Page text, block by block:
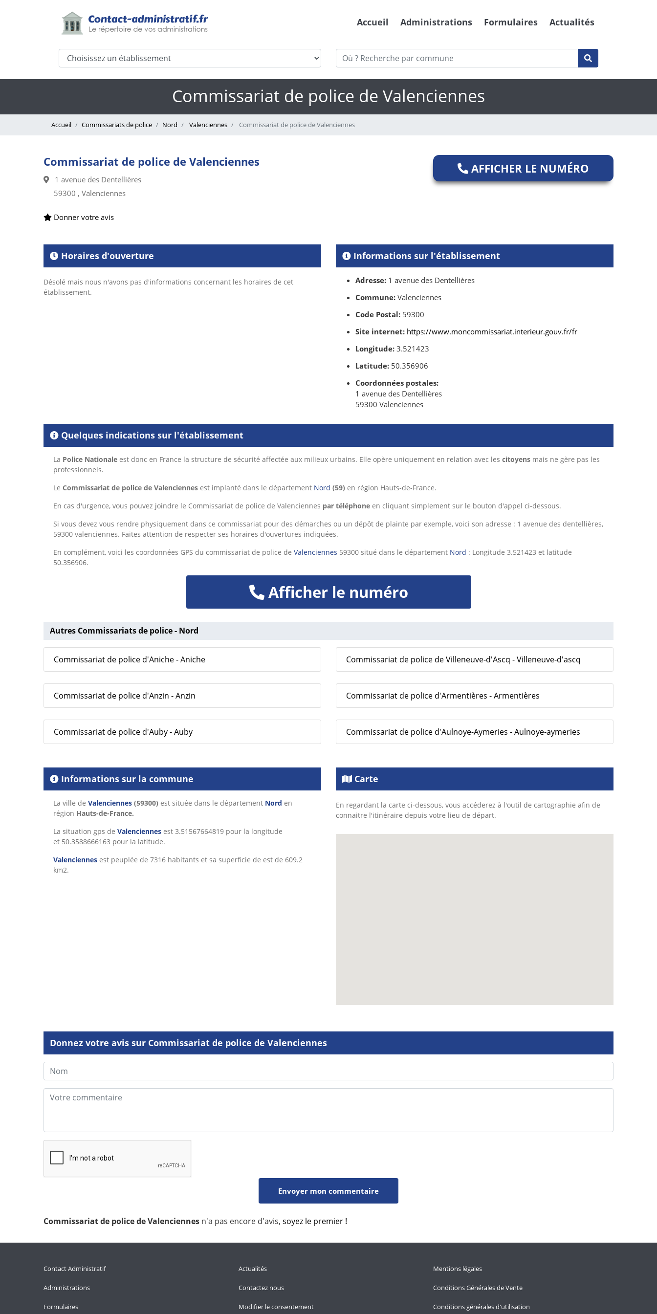
Accueil Administrations Formulaires Actualités
Commissariat de police de Valenciennes
Accueil Commissariats de police Nord Valenciennes Commissariat de police de Valenciennes
Commissariat de police de Valenciennes
1 avenue des Dentellières
59300 , Valenciennes
Donner votre avis
AFFICHER LE NUMÉRO
Horaires d'ouverture
Désolé mais nous n'avons pas d'informations concernant les horaires de cet
établissement.
Informations sur l'établissement
Adresse: 1 avenue des Dentellières
Commune: Valenciennes
Code Postal: 59300
Site internet: https://www.moncommissariat.interieur.gouv.fr/fr
Longitude: 3.521423
Latitude: 50.356906
Coordonnées postales:
1 avenue des Dentellières
59300 Valenciennes
Quelques indications sur l'établissement
La Police Nationale est donc en France la structure de sécurité affectée aux milieux urbains. Elle opère uniquement en relation avec les citoyens mais ne gère pas les
professionnels.
Le Commissariat de police de Valenciennes est implanté dans le département Nord (59) en région Hauts-de-France.
En cas d'urgence, vous pouvez joindre le Commissariat de police de Valenciennes par téléphone en cliquant simplement sur le bouton d'appel ci-dessous.
Si vous devez vous rendre physiquement dans ce commissariat pour des démarches ou un dépôt de plainte par exemple, voici son adresse : 1 avenue des dentellières,
59300 valenciennes. Faites attention de respecter ses horaires d'ouvertures indiquées.
En complément, voici les coordonnées GPS du commissariat de police de Valenciennes 59300 situé dans le département Nord : Longitude 3.521423 et latitude
50.356906.
Afficher le numéro
Autres Commissariats de police - Nord
Commissariat de police d'Aniche - Aniche Commissariat de police de Villeneuve-d'Ascq - Villeneuve-d'ascq
Commissariat de police d'Anzin - Anzin Commissariat de police d'Armentières - Armentières
Commissariat de police d'Auby - Auby Commissariat de police d'Aulnoye-Aymeries - Aulnoye-aymeries
Informations sur la commune
La ville de Valenciennes (59300) est située dans le département Nord en
région Hauts-de-France.
La situation gps de Valenciennes est 3.51567664819 pour la longitude
et 50.3588666163 pour la latitude.
Valenciennes est peuplée de 7316 habitants et sa superficie de est de 609.2
km2.
Carte
En regardant la carte ci-dessous, vous accéderez à l'outil de cartographie afin de
connaitre l'itinéraire depuis votre lieu de départ.
Donnez votre avis sur Commissariat de police de Valenciennes
Commissariat de police de Valenciennes n'a pas encore d'avis, soyez le premier !
Contact Administratif
Administrations
Formulaires
Actualités
Contactez nous
Modifier le consentement
Mentions légales
Conditions Générales de Vente
Conditions générales d'utilisation